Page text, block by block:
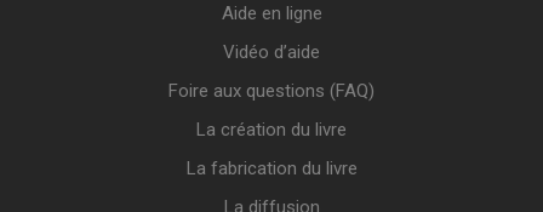
Aide en ligne
Vidéo d’aide
Foire aux questions (FAQ)
La création du livre
La fabrication du livre
La diffusion